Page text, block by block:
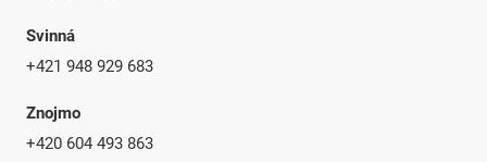
Svinná
+421 948 929 683
Znojmo
+420 604 493 863